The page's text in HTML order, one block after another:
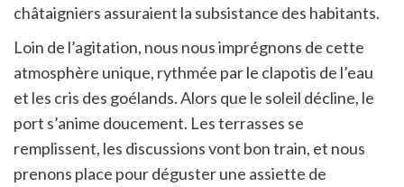
châtaigniers assuraient la subsistance des habitants.
Loin de l’agitation, nous nous imprégnons de cette
atmosphère unique, rythmée par le clapotis de l’eau
et les cris des goélands. Alors que le soleil décline, le
port s’anime doucement. Les terrasses se
remplissent, les discussions vont bon train, et nous
prenons place pour déguster une assiette de